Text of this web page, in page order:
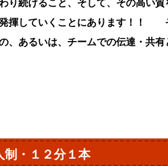
揮していくことにあります！！
、あるいは、チームでの伝達・共有
１２分１本